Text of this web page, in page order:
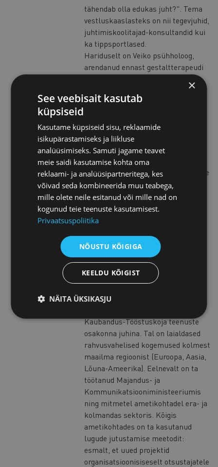
tähendab olla edukas juht?". Tema
vestluskaaslasteks on nii tegevjuhid,
juhtimiskoolitajad-konsultandid kui
ka tippsportlased.
Hariduselt on Veiko psühholoog,
arendanud ennast gestaltterapeudi
Scandinavia, Taani) ning viimati ka
coach’i väljaõppes (Erickson
Hetkel on ta doktorant /
nooremteadur Tartu Ülikooli
juhtimise õppetoolis ja uurib
isejuhtivaid meeskondi ning
organisatsioone. Ta on viinud aastate
jooksul läbi hulga juhtimisalaseid
koolitusi, seminare ja esitlusi, kus
on osalenud sadu juhte. Tal on
mitmekülgne töökogemus
ettevõtetest. Kuula lisaks:
https://soundcloud.com/veiko-
valkiainen
Piret Potisepp
Kaubandus-Tööstuskoja teenuste
osakonna juhina. Tal on laialdased
rahvusvahelised kogemused kolmest
maailma regioonist (Euroopa, Aasia,
Lõuna-Ameerika). Eelnevalt on ta
töötanud Majandus- ja
Kommunikatsiooniministeeriumis
ning mitmetel ametikohtadel era- ja
kolmandas sektoris. Kõigis
ametikohtades on ta kasutanud
lugude jutustamise meetodit:
esmalt, et uued projektid
organisatsioonisiseselt otsustajatele
×
See veebisait kasutab
küpsiseid
Kasutame küpsiseid sisu, reklaamide
isikupärastamiseks ja liikluse
analüüsimiseks. Samuti jagame teavet
meie saidi kasutamise kohta oma
reklaami- ja analüüsipartneritega, kes
võivad seda kombineerida muu teabega,
mille olete neile esitanud või mille nad on
kogunud teie teenuste kasutamisest.
Privaatsuspoliitika
NÕUSTU KÕIGIGA
KEELDU KÕIGIST
NÄITA ÜKSIKASJU